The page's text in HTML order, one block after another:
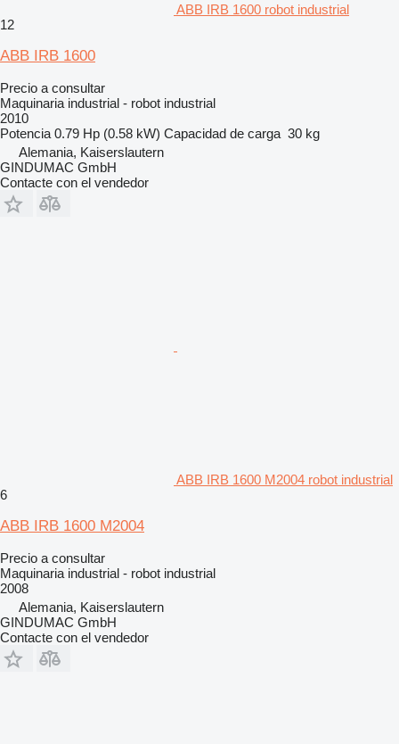
ABB IRB 1600 robot industrial
12
ABB IRB 1600
Precio a consultar
Maquinaria industrial - robot industrial
2010
Potencia 0.79 Hp (0.58 kW) Capacidad de carga 30 kg
Alemania, Kaiserslautern
GINDUMAC GmbH
Contacte con el vendedor
ABB IRB 1600 M2004 robot industrial
6
ABB IRB 1600 M2004
Precio a consultar
Maquinaria industrial - robot industrial
2008
Alemania, Kaiserslautern
GINDUMAC GmbH
Contacte con el vendedor